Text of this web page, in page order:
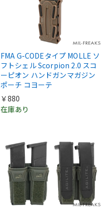
FMA G-CODEタイプ MOLLE ソ
フトシェル Scorpion 2.0 スコ
ーピオン ハンドガンマガジン
ポーチ コヨーテ
￥880
在庫あり